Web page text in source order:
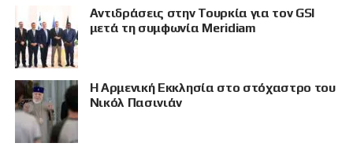
ΠΡΟΒΟΛΗ
Αντιδράσεις στην Τουρκία για τον GSI
μετά τη συμφωνία Meridiam
Η Αρμενική Εκκλησία στο στόχαστρο του
Νικόλ Πασινιάν